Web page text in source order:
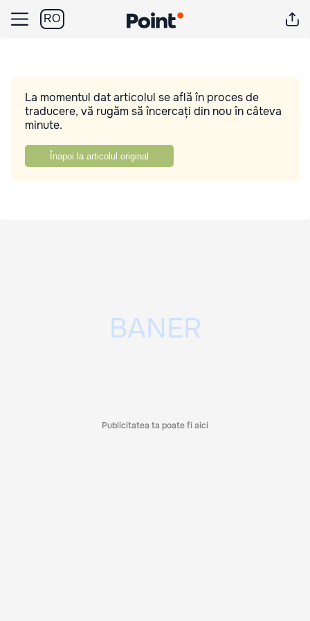
RO
La momentul dat articolul se află în proces de
traducere, vă rugăm să încercați din nou în câteva
minute.
Înapoi la articolul original
Publicitatea ta poate fi aici